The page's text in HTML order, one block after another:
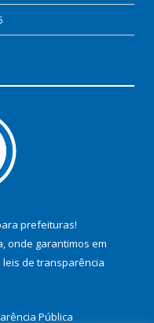
prefeituras!
onde garantimos em
leis de transparência
Pública